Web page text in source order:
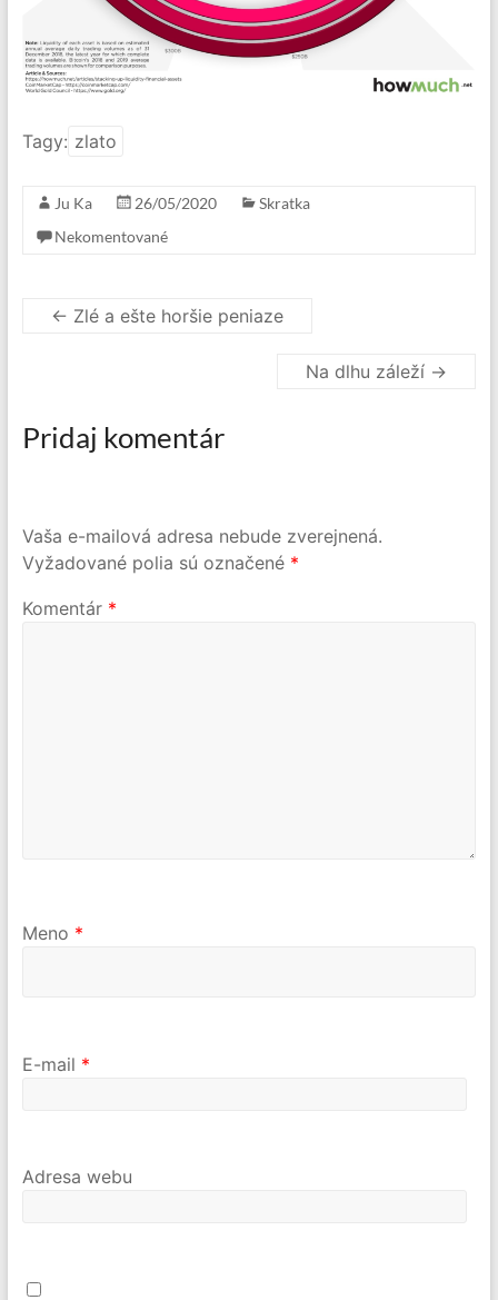
Tagy: zlato
Ju Ka 26/05/2020
Skratka
Nekomentované
← Zlé a ešte horšie peniaze
Na dlhu záleží →
Pridaj komentár
Vaša e-mailová adresa nebude zverejnená.
Vyžadované polia sú označené *
Komentár *
Meno *
E-mail *
Adresa webu